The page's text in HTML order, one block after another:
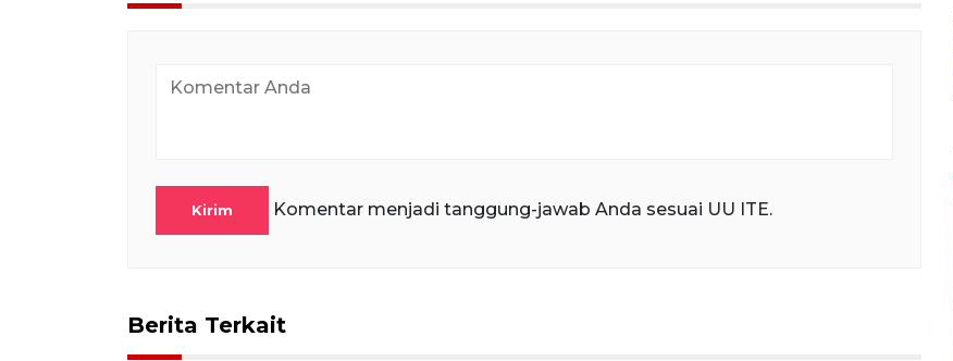
Kirim Komentar menjadi tanggung-jawab Anda sesuai UU ITE.
Berita Terkait